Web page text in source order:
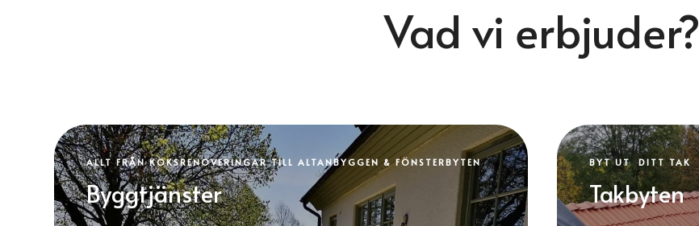
Vad vi erbjuder?
ALLT FRÅN KÖKSRENOVERINGAR TILL ALTANBYGGEN & FÖNSTERBYTEN
Byggtjänster
BYT UT DITT TAK
Takbyten